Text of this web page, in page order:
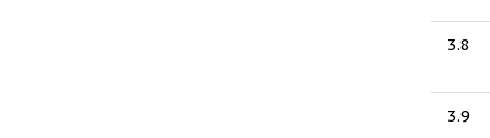
3.8
3.9